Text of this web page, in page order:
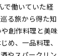
で働いていた経
る旅から得た知
創作料理と美味
め、一品料理、